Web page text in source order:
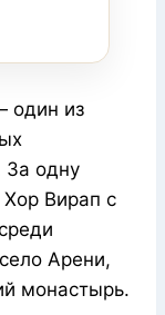
один из
одну
Вирап с
Арени,
монастырь.